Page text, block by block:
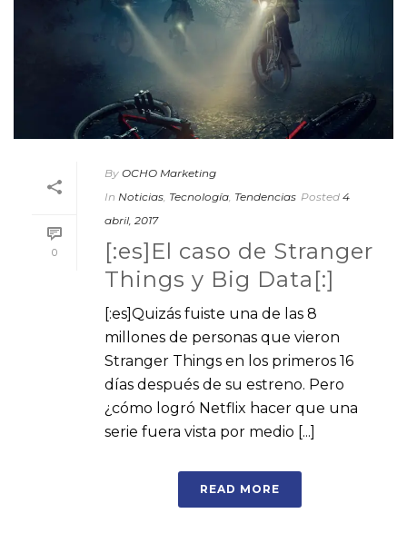
0
By OCHO Marketing
In Noticias, Tecnología, Tendencias Posted 4
abril, 2017
[:es]El caso de Stranger
Things y Big Data[:]
[:es]Quizás fuiste una de las 8
millones de personas que vieron
Stranger Things en los primeros 16
días después de su estreno. Pero
¿cómo logró Netflix hacer que una
serie fuera vista por medio [...]
READ MORE